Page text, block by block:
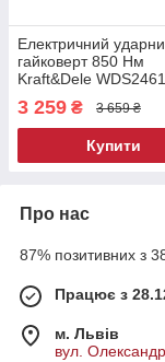
Електричний
гайковерт 850 Нм
Kraft&Dele
В
3 259 ₴ 3 659 ₴
Купити
Про нас
87% позитивних з
Працює з
м. Львів
вул.